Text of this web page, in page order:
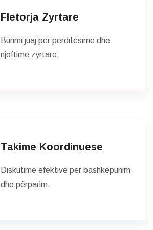
Fletorja Zyrtare
Burimi juaj për përditësime dhe
njoftime zyrtare.
Takime Koordinuese
Diskutime efektive për bashkëpunim
dhe përparim.